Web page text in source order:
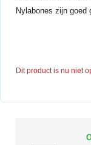
Nylabones zijn
Dit product is nu niet